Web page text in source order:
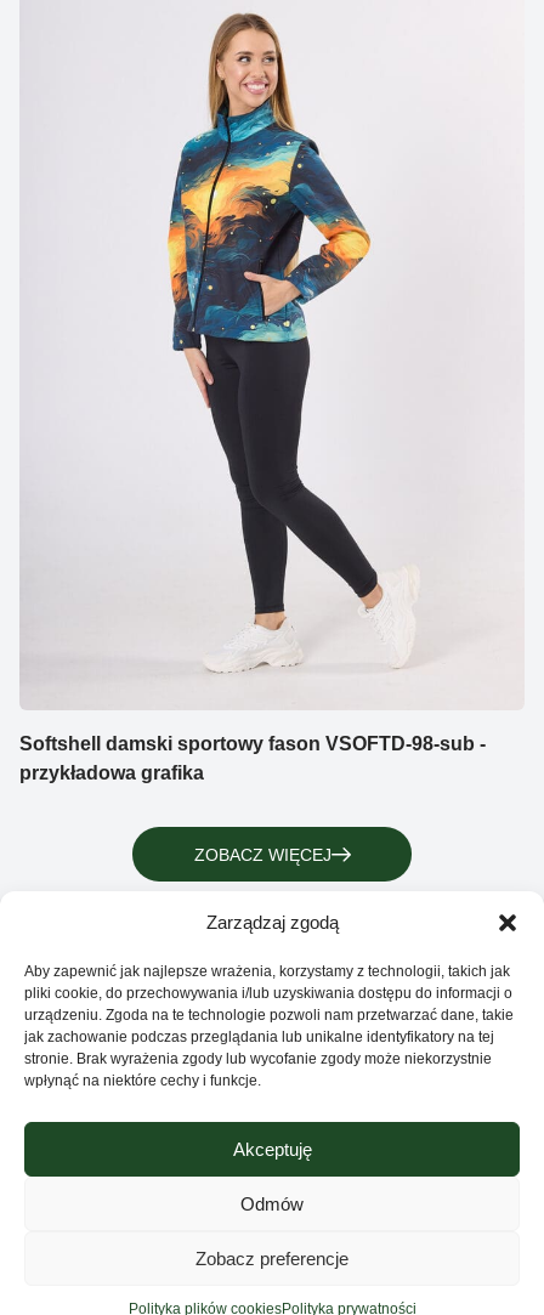
Zarządzaj zgodą
Aby zapewnić jak najlepsze wrażenia, korzystamy z technologii, takich jak
pliki cookie, do przechowywania i/lub uzyskiwania dostępu do informacji o
urządzeniu. Zgoda na te technologie pozwoli nam przetwarzać dane, takie
jak zachowanie podczas przeglądania lub unikalne identyfikatory na tej
stronie. Brak wyrażenia zgody lub wycofanie zgody może niekorzystnie
wpłynąć na niektóre cechy i funkcje.
Akceptuję
Odmów
Zobacz preferencje
Polityka plików cookiesPolityka prywatności
Softshell damski sportowy fason VSOFTD-98-sub -
przykładowa grafika
ZOBACZ WIĘCEJ
Grupa Ventus Sp. z o.o.
Producent odzieży sportowej i reklamowej
NIP: 676-245-66-87 KRS 0000424254